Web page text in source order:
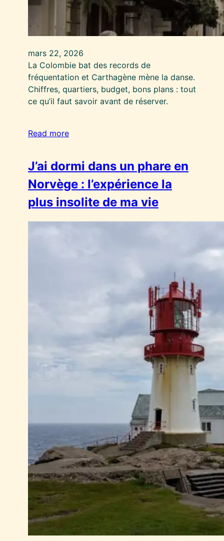
mars 22, 2026
La Colombie bat des records de
fréquentation et Carthagène mène la danse.
Chiffres, quartiers, budget, bons plans : tout
ce qu’il faut savoir avant de réserver.
Read more
J’ai dormi dans un phare en
Norvège : l’expérience la
plus insolite de ma vie